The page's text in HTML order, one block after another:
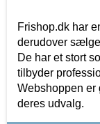
Frishop.dk har
derudover
De har et stort
tilbyder
Webshoppen er
deres udvalg.